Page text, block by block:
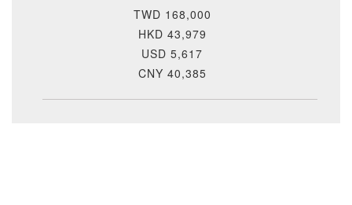
TWD 168,000
HKD 43,979
USD 5,617
CNY 40,385